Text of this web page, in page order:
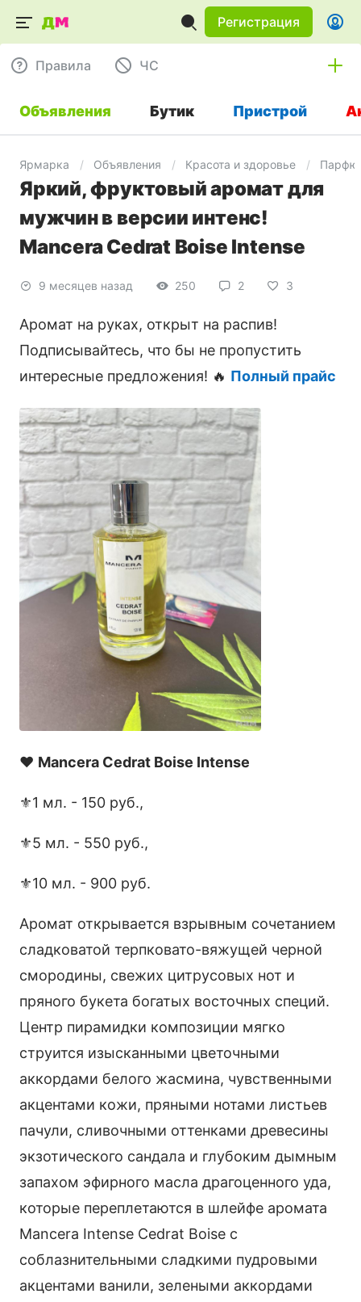
Регистрация
Правила ЧC
Объявления Бутик Пристрой
Ярмарка Объявления Красота и здоровье
Яркий, фруктовый аромат для
мужчин в версии интенс!
Mancera Cedrat Boise Intense
9 месяцев назад 250 2 3
Аромат на руках, открыт на распив!
Подписывайтесь, что бы не пропустить
интересные предложения! 🔥 Полный прайс
❤️ Mancera Cedrat Boise Intense
⚜️1 мл. - 150 руб.,
⚜️5 мл. - 550 руб.,
⚜️10 мл. - 900 руб.
Аромат открывается взрывным сочетанием
сладковатой терпковато-вяжущей черной
смородины, свежих цитрусовых нот и
пряного букета богатых восточных специй.
Центр пирамидки композиции мягко
струится изысканными цветочными
аккордами белого жасмина, чувственными
акцентами кожи, пряными нотами листьев
пачули, сливочными оттенками древесины
экзотического сандала и глубоким дымным
запахом эфирного масла драгоценного уда,
которые переплетаются в шлейфе аромата
Mancera Intense Cedrat Boise с
соблазнительными сладкими пудровыми
акцентами ванили, зелеными аккордами